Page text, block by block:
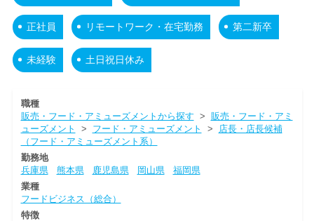
正社員 リモートワーク・在宅勤務 第二新卒
未経験 土日祝日休み
職種
販売・フード・アミューズメントから探す > 販売・フード・アミ
ューズメント
> フード・アミューズメント >
店長・店長候補
（フード・アミューズメント系）
勤務地
兵庫県
熊本県 鹿児島県 岡山県
福岡県
業種
フードビジネス（総合）
特徴